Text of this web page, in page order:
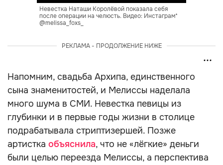
Невестка Наташи Королёвой показала себя
после операции на челюсть. Видео: Инстаграм*
@melissa_foxs_
РЕКЛАМА - ПРОДОЛЖЕНИЕ НИЖЕ
Напомним, свадьба Архипа, единственного
сына знаменитостей, и Мелиссы наделала
много шума в СМИ. Невестка певицы из
глубинки и в первые годы жизни в столице
подрабатывала стриптизершей. Позже
артистка объяснила, что не «лёгкие» деньги
были целью переезда Мелиссы, а перспектива